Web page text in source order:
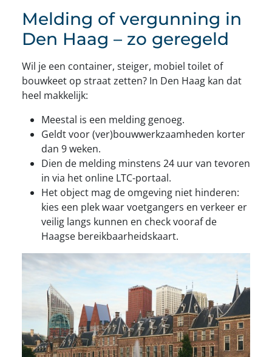
Melding of vergunning in
Den Haag – zo geregeld
Wil je een container, steiger, mobiel toilet of
bouwkeet op straat zetten? In Den Haag kan dat
heel makkelijk:
Meestal is een melding genoeg.
Geldt voor (ver)bouwwerkzaamheden korter
dan 9 weken.
Dien de melding minstens 24 uur van tevoren
in via het online LTC-portaal.
Het object mag de omgeving niet hinderen:
kies een plek waar voetgangers en verkeer er
veilig langs kunnen en check vooraf de
Haagse bereikbaarheidskaart.